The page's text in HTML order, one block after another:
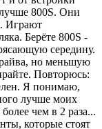
800S. Они
Играют
Берёте 800S -
середину.
но меньшую
Повторюсь:
Я понимаю,
лучше моих
чем в 2 раза...
которые стоят